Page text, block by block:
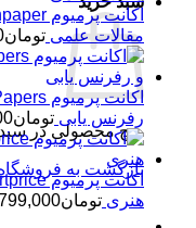
هیچ محصولی در
بازگشت به
مقالات علمی تومان
رفرنس یابی تومان
هنری تومان